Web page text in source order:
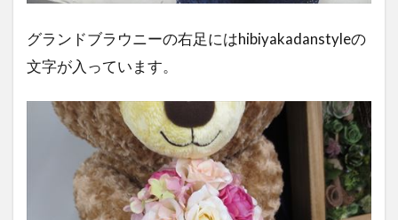
グランドブラウニーの右足にはhibiyakadanstyleの
文字が入っています。